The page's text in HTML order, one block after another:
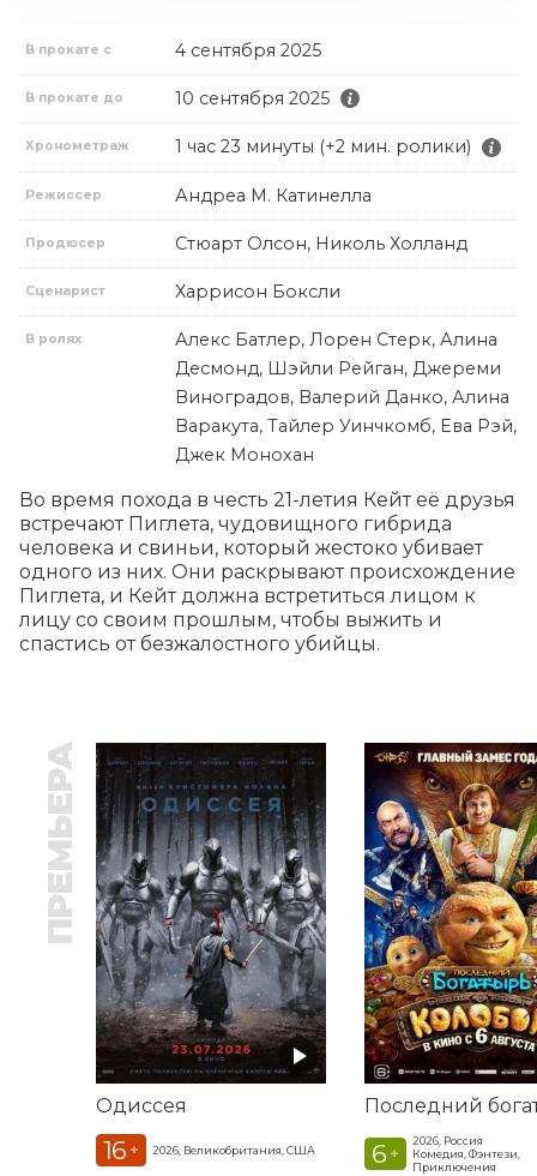
В прокате с 4 сентября 2025
В прокате до 10 сентября 2025
Хронометраж 1 час 23 минуты (+2 мин. ролики)
Режиссер Андреа М. Катинелла
Продюсер Стюарт Олсон, Николь Холланд
Сценарист Харрисон Боксли
В ролях
Алекс Батлер, Лорен Стерк, Алина
Десмонд, Шэйли Рейган, Джереми
Виноградов, Валерий Данко, Алина
Варакута, Тайлер Уинчкомб, Ева Рэй,
Джек Монохан
Во время похода в честь 21-летия Кейт её друзья
встречают Пиглета, чудовищного гибрида
человека и свиньи, который жестоко убивает
одного из них. Они раскрывают происхождение
Пиглета, и Кейт должна встретиться лицом к
лицу со своим прошлым, чтобы выжить и
спастись от безжалостного убийцы.
ПРЕМЬЕРА
Одиссея
16 + 2026, Великобритания, США 6 +
2026, Россия
Комедия, Фэнтези,
Приключения